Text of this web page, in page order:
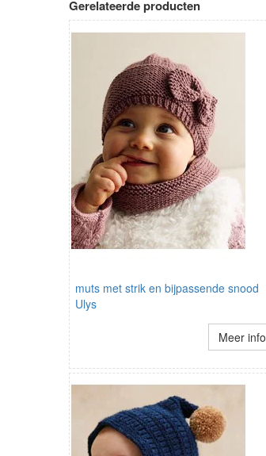
Gerelateerde producten
muts met strik en bijpassende snood
Ulys
Meer info